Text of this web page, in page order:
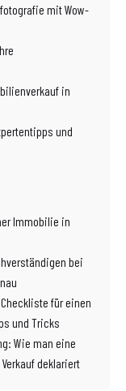
mit Wow-
in
und
Immobilie in
bei
für einen
und Tricks
Wie man eine
deklariert